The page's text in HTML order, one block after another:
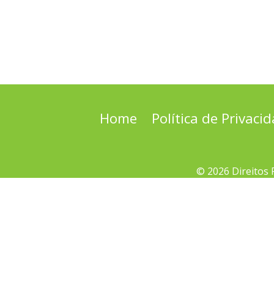
Home Política de
© 2026 Direitos